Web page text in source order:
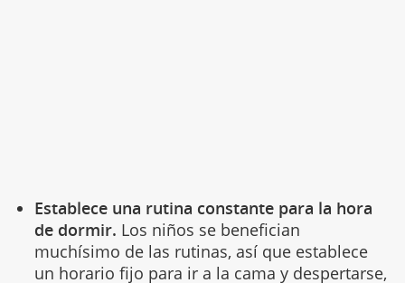
Establece una rutina constante para la hora
de dormir. Los niños se benefician
muchísimo de las rutinas, así que establece
un horario fijo para ir a la cama y despertarse,